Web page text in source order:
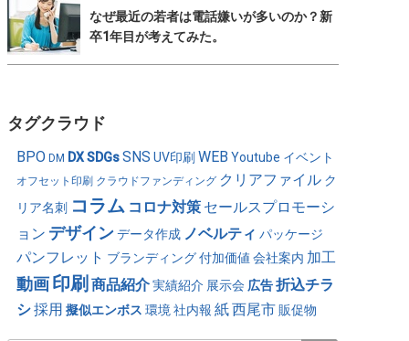
なぜ最近の若者は電話嫌いが多いのか？新
卒1年目が考えてみた。
タグクラウド
BPO DM DX SDGs SNS UV印刷 WEB Youtube イベント
オフセット印刷 クラウドファンディング クリアファイル ク
リア名刺 コラム コロナ対策 セールスプロモーシ
ョン デザイン データ作成 ノベルティ パッケージ
パンフレット ブランディング 付加価値 会社案内 加工
動画 印刷 商品紹介 実績紹介 展示会 広告 折込チラ
シ採用 擬似エンボス 環境 社内報 紙西尾市 販促物